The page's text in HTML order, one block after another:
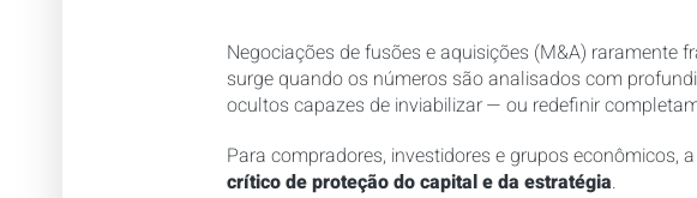
Negociações de fusões e aquisições (M&A)
surge quando os números são analisados com
ocultos capazes de inviabilizar — ou redefinir
Para compradores, investidores e grupos econômicos,
crítico de proteção do capital e da estratégia.